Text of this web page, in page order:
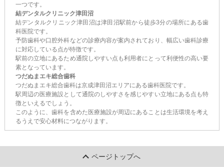
一つです。
結デンタルクリニック津田沼
結デンタルクリニック津田沼は津田沼駅前から徒歩3分の場所にある歯
科医院です。
予防歯科や口腔外科などの診療内容が案内されており、幅広い歯科診療
に対応している点が特徴です。
駅前の立地にあるため通院しやすい点も利用者にとって利便性の高い要
素となっています。
つだぬまエキ総合歯科
つだぬまエキ総合歯科は京成津田沼エリアにある歯科医院です。
駅周辺の医療施設として通院のしやすさを感じやすい立地にある点も特
徴といえるでしょう。
このように、歯科を含めた医療施設が周辺にあることは生活環境を考え
るうえで安心材料につながります。
ページトップへ